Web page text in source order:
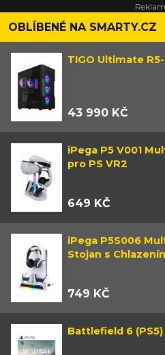
OBLÍBENÉ NA SMARTY.CZ
TIGO Ultimate
43 990 KČ
iPega P5 V001
pro PS VR2
649 KČ
iPega P5S006
Stojan s
749 KČ
Battlefield 6 (PS5)